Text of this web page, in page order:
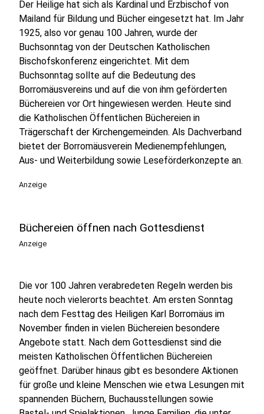
Der Heilige hat sich als Kardinal und Erzbischof von
Mailand für Bildung und Bücher eingesetzt hat. Im Jahr
1925, also vor genau 100 Jahren, wurde der
Buchsonntag von der Deutschen Katholischen
Bischofskonferenz eingerichtet. Mit dem
Buchsonntag sollte auf die Bedeutung des
Borromäusvereins und auf die von ihm geförderten
Büchereien vor Ort hingewiesen werden. Heute sind
die Katholischen Öffentlichen Büchereien in
Trägerschaft der Kirchengemeinden. Als Dachverband
bietet der Borromäusverein Medienempfehlungen,
Aus- und Weiterbildung sowie Leseförderkonzepte an.
Anzeige
Büchereien öffnen nach Gottesdienst
Anzeige
Die vor 100 Jahren verabredeten Regeln werden bis
heute noch vielerorts beachtet. Am ersten Sonntag
nach dem Festtag des Heiligen Karl Borromäus im
November finden in vielen Büchereien besondere
Angebote statt. Nach dem Gottesdienst sind die
meisten Katholischen Öffentlichen Büchereien
geöffnet. Darüber hinaus gibt es besondere Aktionen
für große und kleine Menschen wie etwa Lesungen mit
spannenden Büchern, Buchausstellungen sowie